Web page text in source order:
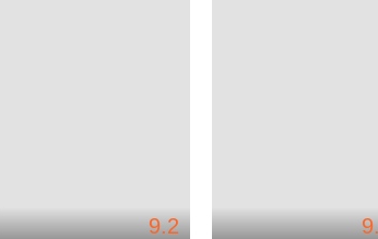
9.2